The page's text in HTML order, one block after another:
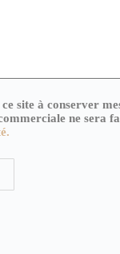
site à conserver
ne sera